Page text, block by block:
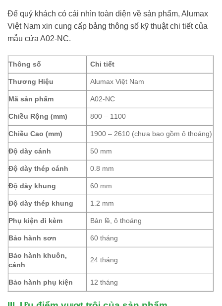
Để quý khách có cái nhìn toàn diện về sản phẩm, Alumax
Việt Nam xin cung cấp bảng thông số kỹ thuật chi tiết của
mẫu cửa A02-NC.
Thông số Chi tiết
Thương Hiệu Alumax Việt Nam
Mã sản phẩm A02-NC
Chiều Rộng (mm) 800 – 1100
Chiều Cao (mm) 1900 – 2610 (chưa bao gồm ô thoáng)
Độ dày cánh 50 mm
Độ dày thép cánh 0.8 mm
Độ dày khung 60 mm
Độ dày thép khung 1.2 mm
Phụ kiện đi kèm Bản lề, ô thoáng
Bảo hành sơn 60 tháng
Bảo hành khuôn,
cánh
24 tháng
Bảo hành phụ kiện 12 tháng